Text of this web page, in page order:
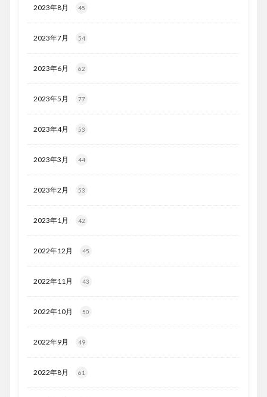
2023年8月 45
2023年7月 54
2023年6月 62
2023年5月 77
2023年4月 53
2023年3月 44
2023年2月 53
2023年1月 42
2022年12月 45
2022年11月 43
2022年10月 50
2022年9月 49
2022年8月 61